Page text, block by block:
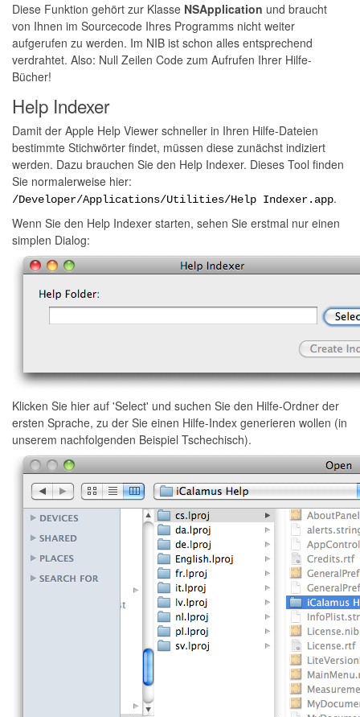
Diese Funktion gehört zur Klasse NSApplication und braucht
von Ihnen im Sourcecode Ihres Programms nicht weiter
aufgerufen zu werden. Im NIB ist schon alles entsprechend
verdrahtet. Also: Null Zeilen Code zum Aufrufen Ihrer Hilfe-
Bücher!
Help Indexer
Damit der Apple Help Viewer schneller in Ihren Hilfe-Dateien
bestimmte Stichwörter findet, müssen diese zunächst indiziert
werden. Dazu brauchen Sie den Help Indexer. Dieses Tool finden
Sie normalerweise hier:
/Developer/Applications/Utilities/Help Indexer.app.
Wenn Sie den Help Indexer starten, sehen Sie erstmal nur einen
simplen Dialog:
Klicken Sie hier auf 'Select' und suchen Sie den Hilfe-Ordner der
ersten Sprache, zu der Sie einen Hilfe-Index generieren wollen (in
unserem nachfolgenden Beispiel Tschechisch).